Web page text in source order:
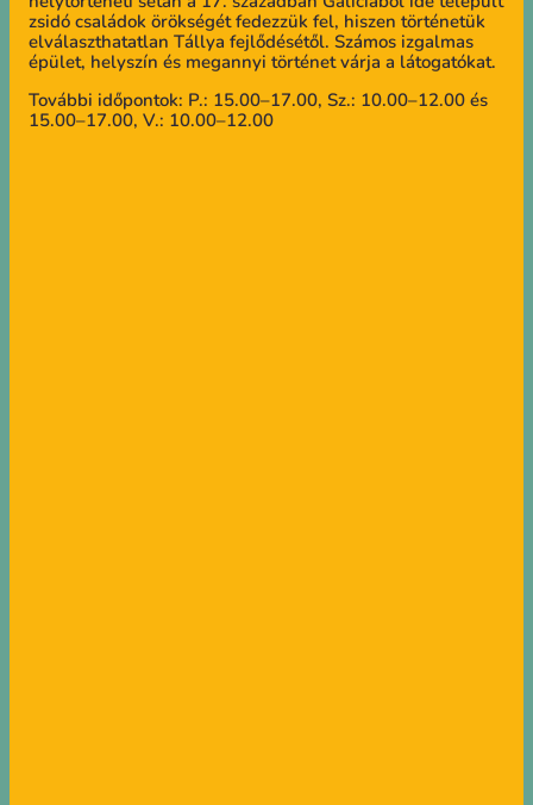
zsidó családok örökségét fedezzük fel, hiszen történetük
elválaszthatatlan Tállya fejlődésétől. Számos izgalmas
épület, helyszín és megannyi történet várja a látogatókat.
További időpontok: P.: 15.00–17.00, Sz.: 10.00–12.00 és
15.00–17.00, V.: 10.00–12.00